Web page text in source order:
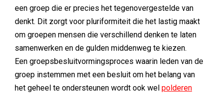
een groep die er precies het tegenovergestelde van
denkt. Dit zorgt voor pluriformiteit die het lastig maakt
om groepen mensen die verschillend denken te laten
samenwerken en de gulden middenweg te kiezen.
Een groepsbesluitvormingsproces waarin leden van de
groep instemmen met een besluit om het belang van
het geheel te ondersteunen wordt ook wel polderen